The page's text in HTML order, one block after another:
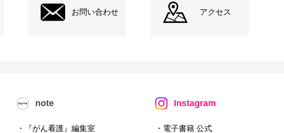
お問い合わせ アクセス
note
・『がん看護』編集室
Instagram
・電子書籍 公式